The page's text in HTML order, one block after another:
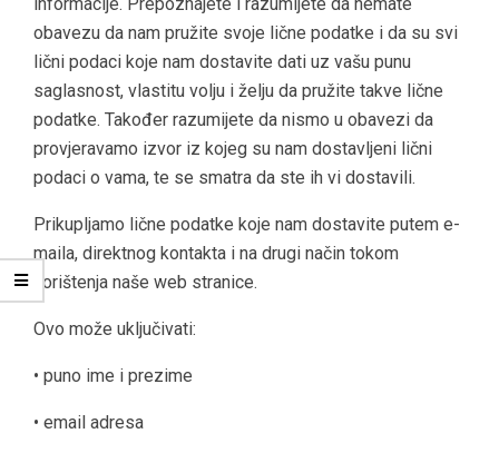
obavezu da nam pružite svoje lične podatke i da su svi
lični podaci koje nam dostavite dati uz vašu punu
saglasnost, vlastitu volju i želju da pružite takve lične
podatke. Također razumijete da nismo u obavezi da
provjeravamo izvor iz kojeg su nam dostavljeni lični
podaci o vama, te se smatra da ste ih vi dostavili.
Prikupljamo lične podatke koje nam dostavite putem e-
maila, direktnog kontakta i na drugi način tokom
korištenja naše web stranice.
Ovo može uključivati:
• puno ime i prezime
• email adresa